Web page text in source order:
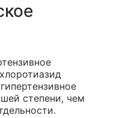
степени, чем